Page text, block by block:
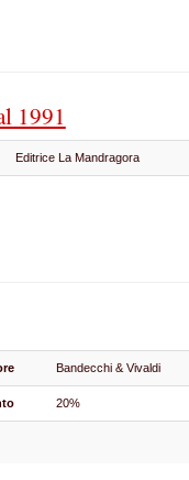
1991
Editrice La Mandragora
Bandecchi & Vivaldi
20%